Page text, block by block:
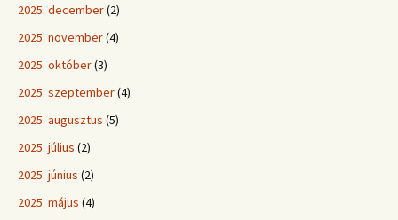
2025. december(2)
2025. november(4)
2025. október(3)
2025. szeptember(4)
2025. augusztus (5)
2025. július (2)
2025. június (2)
2025. május (4)